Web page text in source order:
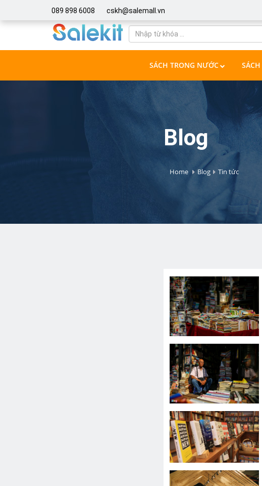
089 898 6008 cskh@salemall.vn
SÁCH TRONG NƯỚC
Blog
Home Blog Tin tức